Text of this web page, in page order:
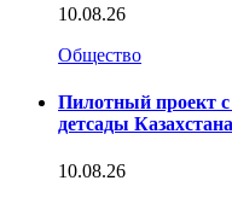
10.08.26
Общество
Пилотный проект с
детсады
10.08.26